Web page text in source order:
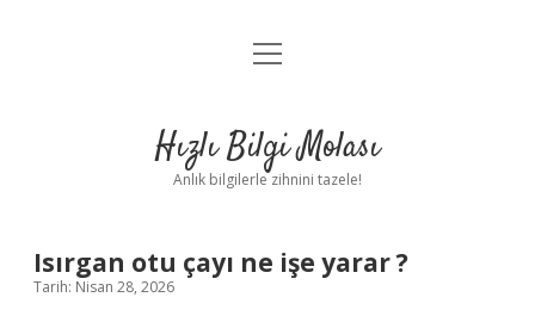
Anasayfa
Yasal Uyarı
menüyü
Hızlı Bilgi Molası
Anlık bilgilerle zihnini tazele!
Isırgan otu çayı ne işe yarar ?
Tarih: Nisan 28, 2026